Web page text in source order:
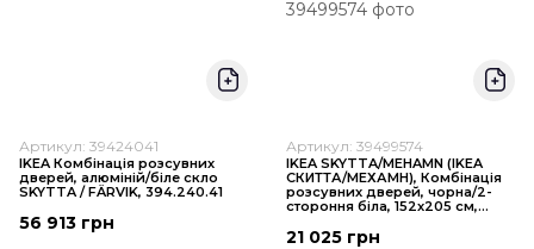
Артикул: 39424041
IKEA Комбінація розсувних
дверей, алюміній/біле скло
SKYTTA / FÄRVIK, 394.240.41
56 913 грн
Артикул: 39499574
IKEA SKYTTA/MEHAMN (ІKEA
СКИТТА/МЕХАМН), Комбінація
розсувних дверей, чорна/2-
стороння біла, 152x205 см,
21 025 грн